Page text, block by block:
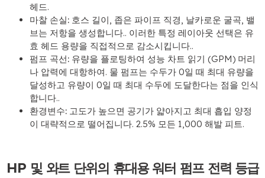
헤드.
마찰 손실: 호스 길이, 좁은 파이프 직경, 날카로운 굴곡, 밸
브는 저항을 생성합니다.. 이러한 특정 레이아웃 선택은 유
효 헤드 용량을 직접적으로 감소시킵니다..
펌프 곡선: 유량을 플로팅하여 성능 차트 읽기 (GPM) 머리
나 압력에 대항하여. 물 펌프는 수두가 0일 때 최대 유량을
달성하고 유량이 0일 때 최대 수두에 도달한다는 점을 인식
합니다..
환경변수: 고도가 높으면 공기가 얇아지고 최대 흡입 양정
이 대략적으로 떨어집니다. 2.5% 모든 1,000 해발 피트.
HP 및 와트 단위의 휴대용 워터 펌프 전력 등급